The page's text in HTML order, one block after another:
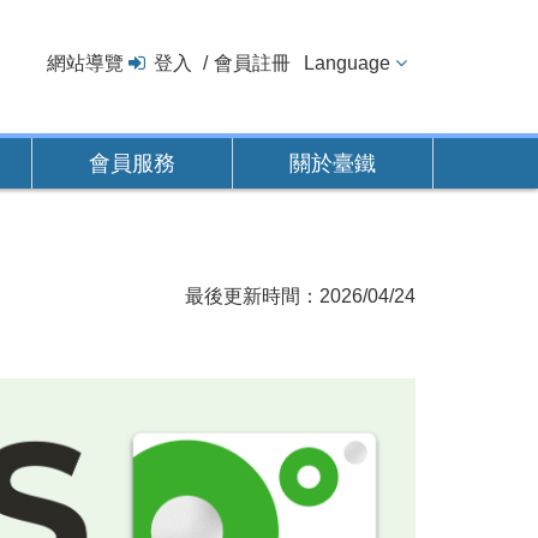
網站導覽 登入 會員註冊 Language
會員服務 關於臺鐵
最後更新時間：2026/04/24